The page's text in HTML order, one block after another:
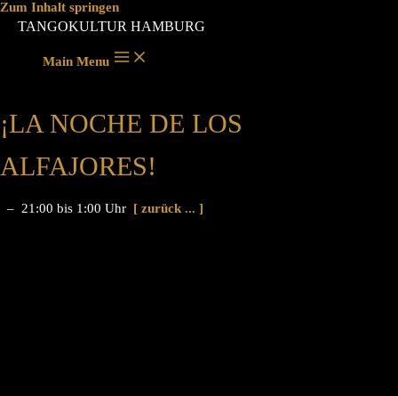
Zum Inhalt springen
TANGOKULTUR HAMBURG
Main Menu
¡LA NOCHE DE LOS
ALFAJORES!
– 21:00 bis 1:00 Uhr [ zurück ... ]